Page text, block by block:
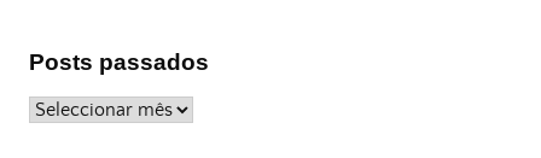
Posts passados
Posts